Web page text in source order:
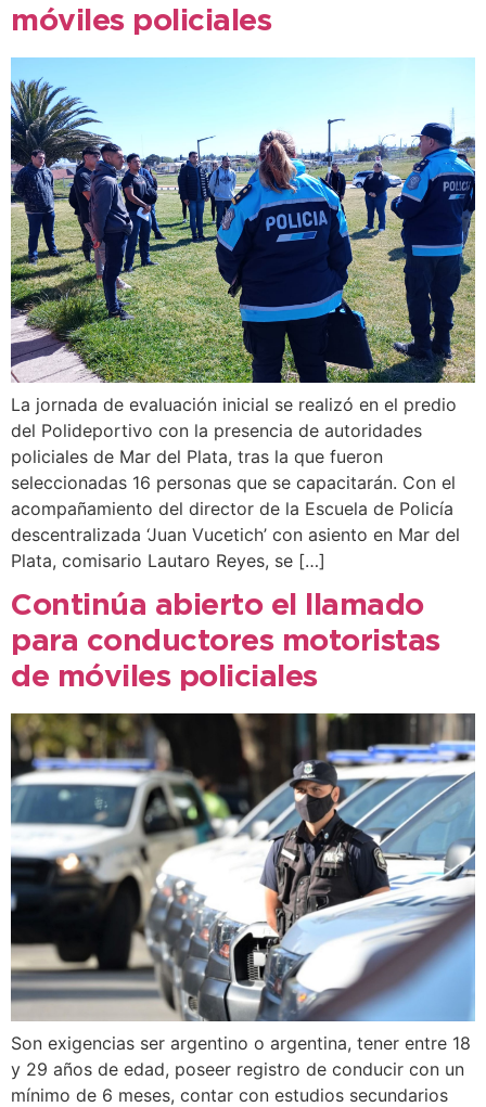
móviles policiales
La jornada de evaluación inicial se realizó en el predio
del Polideportivo con la presencia de autoridades
policiales de Mar del Plata, tras la que fueron
seleccionadas 16 personas que se capacitarán. Con el
acompañamiento del director de la Escuela de Policía
descentralizada ‘Juan Vucetich’ con asiento en Mar del
Plata, comisario Lautaro Reyes, se […]
Continúa abierto el llamado
para conductores motoristas
de móviles policiales
Son exigencias ser argentino o argentina, tener entre 18
y 29 años de edad, poseer registro de conducir con un
mínimo de 6 meses, contar con estudios secundarios